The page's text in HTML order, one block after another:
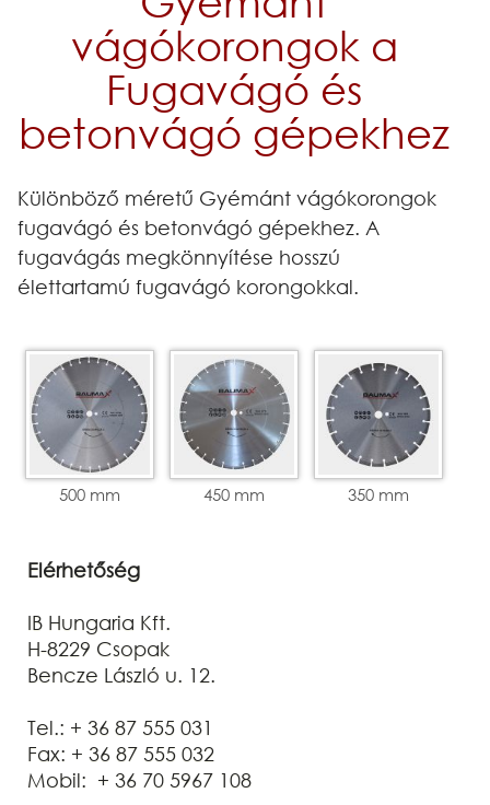
vágókorongok a
Fugavágó és
betonvágó gépekhez
Különböző méretű Gyémánt vágókorongok
fugavágó és betonvágó gépekhez. A
fugavágás megkönnyítése hosszú
élettartamú fugavágó korongokkal.
500 mm 450 mm 350 mm
Elérhetőség
IB Hungaria Kft.
H-8229 Csopak
Bencze László u. 12.
Tel.: + 36 87 555 031
Fax: + 36 87 555 032
Mobil: + 36 70 5967 108